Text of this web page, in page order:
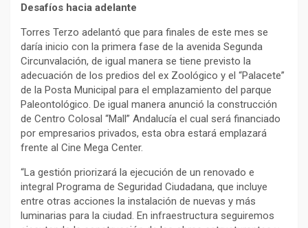
Desafíos hacia adelante
Torres Terzo adelantó que para finales de este mes se
daría inicio con la primera fase de la avenida Segunda
Circunvalación, de igual manera se tiene previsto la
adecuación de los predios del ex Zoológico y el “Palacete”
de la Posta Municipal para el emplazamiento del parque
Paleontológico. De igual manera anunció la construcción
de Centro Colosal “Mall” Andalucía el cual será financiado
por empresarios privados, esta obra estará emplazará
frente al Cine Mega Center.
“La gestión priorizará la ejecución de un renovado e
integral Programa de Seguridad Ciudadana, que incluye
entre otras acciones la instalación de nuevas y más
luminarias para la ciudad. En infraestructura seguiremos